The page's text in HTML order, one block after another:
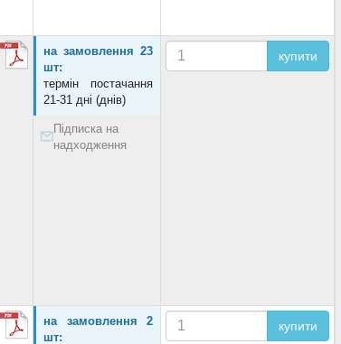
на замовлення 23
шт:
термін постачання
21-31 дні (днів)
Підписка на
надходження
купити
на замовлення 2
шт:
купити